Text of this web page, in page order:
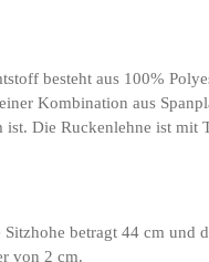
besteht aus 100%
Kombination aus
ist. Die Ruckenlehne ist mit
betragt 44 cm
von 2 cm.